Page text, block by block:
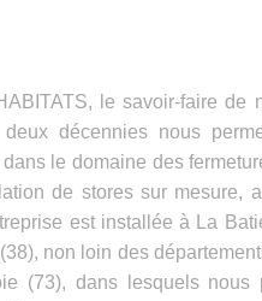
le savoir-faire de
décennies nous
le domaine des
de stores sur mesure,
est installée à La
non loin des
(73), dans lesquels nous